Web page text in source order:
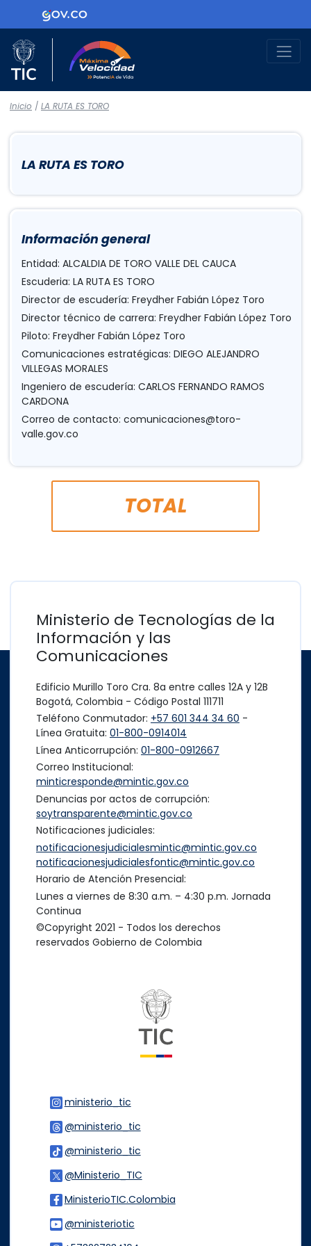
Logo Gobierno de Colombia
Logo del Ministerio TIC
Inicio / LA RUTA ES TORO
LA RUTA ES TORO
Información general
Entidad: ALCALDIA DE TORO VALLE DEL CAUCA
Escuderia: LA RUTA ES TORO
Director de escudería: Freydher Fabián López Toro
Director técnico de carrera: Freydher Fabián López Toro
Piloto: Freydher Fabián López Toro
Comunicaciones estratégicas: DIEGO ALEJANDRO
VILLEGAS MORALES
Ingeniero de escudería: CARLOS FERNANDO RAMOS
CARDONA
Correo de contacto: comunicaciones@toro-
valle.gov.co
TOTAL
Ministerio de Tecnologías de la
Información y las
Comunicaciones
Edificio Murillo Toro Cra. 8a entre calles 12A y 12B
Bogotá, Colombia - Código Postal 111711
Teléfono Conmutador: +57 601 344 34 60 -
Línea Gratuita: 01-800-0914014
Línea Anticorrupción: 01-800-0912667
Correo Institucional:
minticresponde@mintic.gov.co
Denuncias por actos de corrupción:
soytransparente@mintic.gov.co
Notificaciones judiciales:
notificacionesjudicialesmintic@mintic.gov.co
notificacionesjudicialesfontic@mintic.gov.co
Horario de Atención Presencial:
Lunes a viernes de 8:30 a.m. – 4:30 p.m. Jornada
Continua
©Copyright 2021 - Todos los derechos
reservados Gobierno de Colombia
ministerio_tic
@ministerio_tic
@ministerio_tic
@Ministerio_TIC
MinisterioTIC.Colombia
@ministeriotic